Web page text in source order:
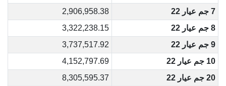
7 جم عيار 22
2,906,958.38
8 جم عيار 22
3,322,238.15
9 جم عيار 22
3,737,517.92
10 جم عيار 22
4,152,797.69
20 جم عيار 22
8,305,595.37